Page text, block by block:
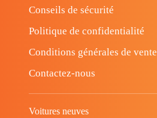
Conseils de sécurité
Politique de confidentialité
Conditions générales de vente
Contactez-nous
Voitures neuves